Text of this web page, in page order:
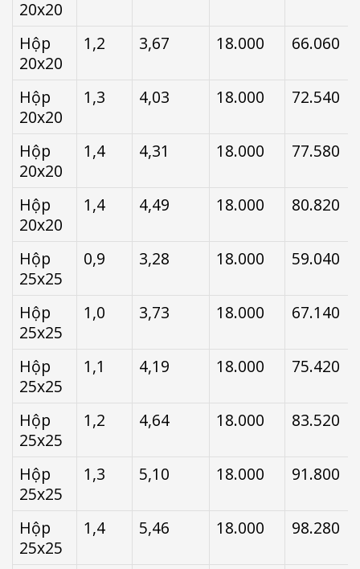
20x20
Hộp
20x20
1,2 3,67 18.000 66.060
Hộp
20x20
1,3 4,03 18.000 72.540
Hộp
20x20
1,4 4,31 18.000 77.580
Hộp
20x20
1,4 4,49 18.000 80.820
Hộp
25x25
0,9 3,28 18.000 59.040
Hộp
25x25
1,0 3,73 18.000 67.140
Hộp
25x25
1,1 4,19 18.000 75.420
Hộp
25x25
1,2 4,64 18.000 83.520
Hộp
25x25
1,3 5,10 18.000 91.800
Hộp
25x25
1,4 5,46 18.000 98.280